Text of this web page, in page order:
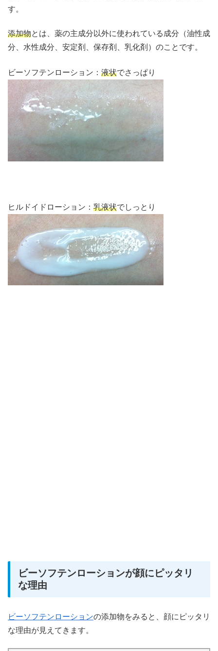
す。
添加物とは、薬の主成分以外に使われている成分（油性成
分、水性成分、安定剤、保存剤、乳化剤）のことです。
ビーソフテンローション： 液状でさっぱり
ヒルドイドローション： 乳液状でしっとり
ビーソフテンローションが顔にピッタリ
な理由
ビーソフテンローションの添加物をみると、顔にピッタリ
な理由が見えてきます。